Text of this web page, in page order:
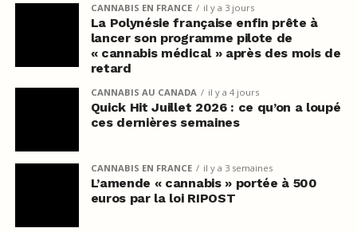
CANNABIS EN FRANCE il y a 3 jours
La Polynésie française enfin prête à
lancer son programme pilote de
« cannabis médical » après des mois de
retard
CANNABIS AU CANADA il y a 4 jours
Quick Hit Juillet 2026 : ce qu’on a loupé
ces dernières semaines
CANNABIS EN FRANCE il y a 3 semaines
L’amende « cannabis » portée à 500
euros par la loi RIPOST